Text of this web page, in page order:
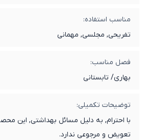
مناسب استفاده:
تفریحی, مجلسی, مهمانی
فصل مناسب:
بهاری/ تابستانی
توضیحات تکمیلی:
با احترام, به دلیل مسائل بهداشتی, این
تعویض و مرجوعی ندارد.